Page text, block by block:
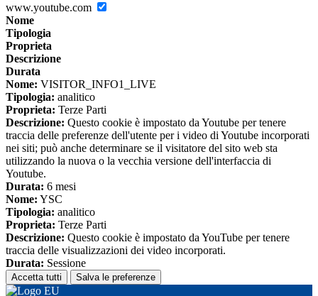
www.youtube.com
Nome
Tipologia
Proprieta
Descrizione
Durata
Nome: VISITOR_INFO1_LIVE
Tipologia: analitico
Proprieta: Terze Parti
Descrizione: Questo cookie è impostato da Youtube per tenere
traccia delle preferenze dell'utente per i video di Youtube incorporati
nei siti; può anche determinare se il visitatore del sito web sta
utilizzando la nuova o la vecchia versione dell'interfaccia di
Youtube.
Durata: 6 mesi
Nome: YSC
Tipologia: analitico
Proprieta: Terze Parti
Descrizione: Questo cookie è impostato da YouTube per tenere
traccia delle visualizzazioni dei video incorporati.
Durata: Sessione
Accetta tutti Salva le preferenze